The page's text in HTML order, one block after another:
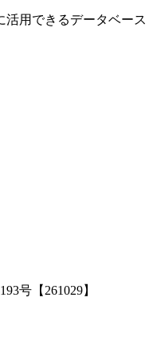
活用できるデータベース
号【261029】